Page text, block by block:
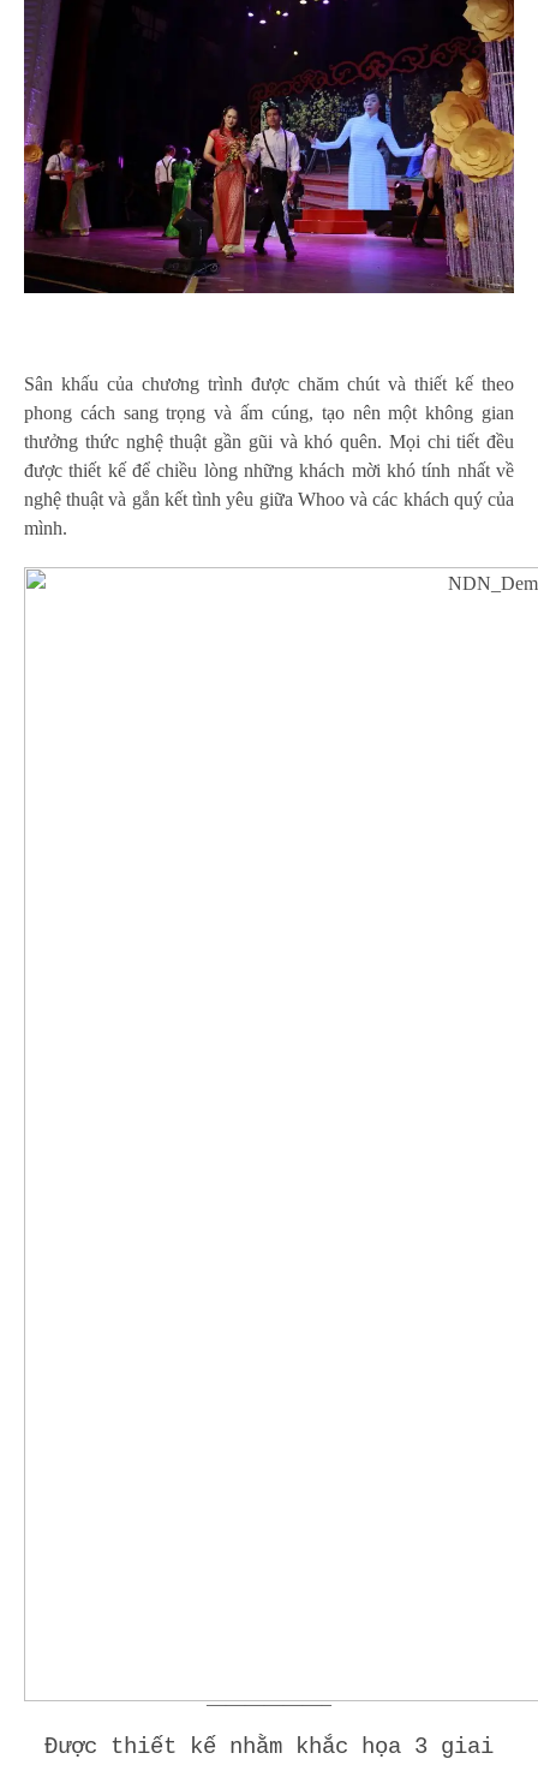
Sân khấu của chương trình được chăm chút và thiết kế theo
phong cách sang trọng và ấm cúng, tạo nên một không gian
thưởng thức nghệ thuật gần gũi và khó quên. Mọi chi tiết đều
được thiết kế để chiều lòng những khách mời khó tính nhất về
nghệ thuật và gắn kết tình yêu giữa Whoo và các khách quý của
mình.
——————–
Được thiết kế nhằm khắc họa 3 giai